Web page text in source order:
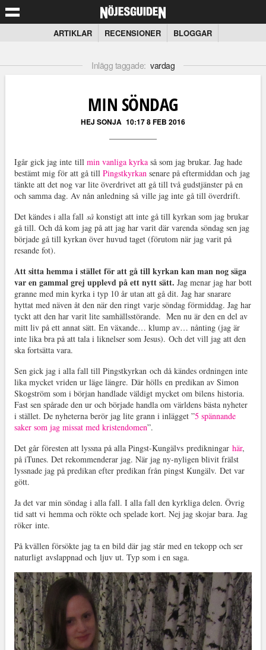
ARTIKLAR RECENSIONER BLOGGAR
Inlägg taggade: vardag
MIN SÖNDAG
HEJ SONJA 10:17 8 FEB 2016
Igår gick jag inte till min vanliga kyrkaså som jag brukar. Jag hade
bestämt mig för att gå till Pingstkyrkansenare på eftermiddan och jag
tänkte att det nog var lite överdrivet att gå till två gudstjänster på en
och samma dag. Av nån anledning så ville jag inte gå till överdrift.
Det kändes i alla fall såkonstigt att inte gå till kyrkan som jag brukar
gå till. Och då kom jag på att jag har varit där varenda söndag sen jag
började gå till kyrkan över huvud taget (förutom när jag varit på
resande fot).
Att sitta hemma i stället för att gå till kyrkan kan man nog säga
var en gammal grej upplevd på ett nytt sätt. Jag menar jag har bott
granne med min kyrka i typ 10 år utan att gå dit. Jag har snarare
hyttat med näven åt den när den ringt varje söndag förmiddag. Jag har
tyckt att den har varit lite samhällsstörande. Men nu är den en del av
mitt liv på ett annat sätt. En växande… klump av… nånting (jag är
inte lika bra på att tala i liknelser som Jesus). Och det vill jag att den
ska fortsätta vara.
Sen gick jag i alla fall till Pingstkyrkan och då kändes ordningen inte
lika mycket vriden ur läge längre. Där hölls en predikan av Simon
Skogström som i början handlade väldigt mycket om bilens historia.
Fast sen spårade den ur och började handla om världens bästa nyheter
i stället. De nyheterna berör jag lite grann i inlägget ”5 spännande
saker som jag missat med kristendomen”.
Det går föresten att lyssna på alla Pingst-Kungälvs predikningar här,
på iTunes. Det rekommenderar jag. När jag ny-nyligen blivit frälst
lyssnade jag på predikan efter predikan från pingst Kungälv. Det var
gött.
Ja det var min söndag i alla fall. I alla fall den kyrkliga delen. Övrig
tid satt vi hemma och rökte och spelade kort. Nej jag skojar bara. Jag
röker inte.
På kvällen försökte jag ta en bild där jag står med en tekopp och ser
naturligt avslappnad och ljuv ut. Typ som i en saga.